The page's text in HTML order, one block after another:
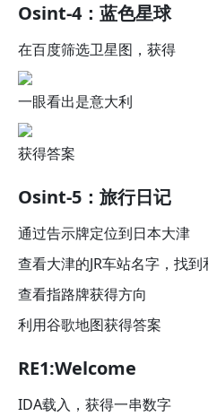
Osint-4：蓝色星球
在百度筛选卫星图，获得
一眼看出是意大利
获得答案
Osint-5：旅行日记
通过告示牌定位到日本大津
查看大津的JR车站名字，找
查看指路牌获得方向
利用谷歌地图获得答案
RE1:Welcome
IDA载入，获得一串数字